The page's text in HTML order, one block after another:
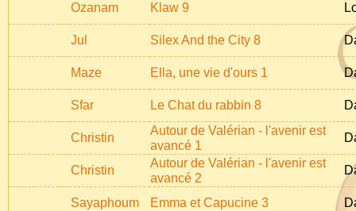
Ozanam Klaw 9
Jul Silex And the City 8
Maze Ella, une vie d'ours 1
Sfar Le Chat du rabbin 8
Christin
Autour de Valérian - l'avenir est
avancé 1
Christin
Autour de Valérian - l'avenir est
avancé 2
Sayaphoum Emma et Capucine 3